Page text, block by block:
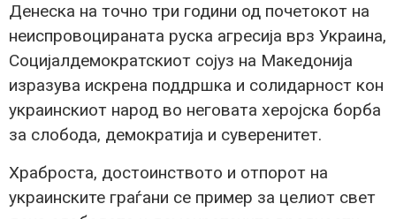
Денеска на точно три години од почетокот на
неиспровоцираната руска агресија врз Украина,
Социјалдемократскиот сојуз на Македонија
изразува искрена поддршка и солидарност кон
украинскиот народ во неговата херојска борба
за слобода, демократија и суверенитет.
Храброста, достоинството и отпорот на
украинските граѓани се пример за целиот свет